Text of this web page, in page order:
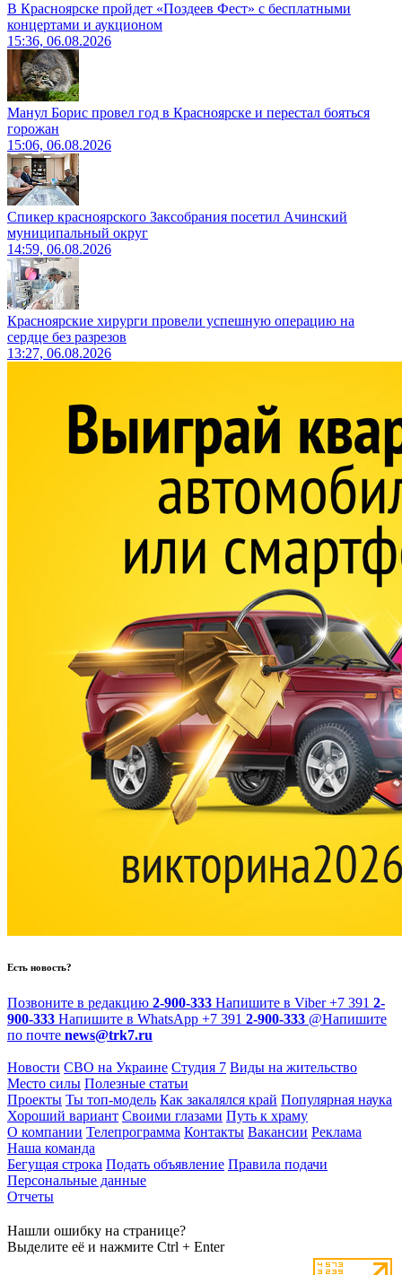
В Красноярске пройдет «Поздеев Фест» с бесплатными
концертами и аукционом
15:36, 06.08.2026
Манул Борис провел год в Красноярске и перестал бояться
горожан
15:06, 06.08.2026
Спикер красноярского Заксобрания посетил Ачинский
муниципальный округ
14:59, 06.08.2026
Красноярские хирурги провели успешную операцию на
сердце без разрезов
13:27, 06.08.2026
Есть новость?
Позвоните в редакцию 2-900-333 Напишите в Viber +7 391 2-
900-333 Напишите в WhatsApp +7 391 2-900-333 @Напишите
по почте news@trk7.ru
Новости СВО на Украине Студия 7 Виды на жительство
Место силы Полезные статьи
Проекты Ты топ-модель Как закалялся край Популярная наука
Хороший вариант Своими глазами Путь к храму
О компании Телепрограмма Контакты Вакансии Реклама
Наша команда
Бегущая строка Подать объявление Правила подачи
Персональные данные
Отчеты
Нашли ошибку на странице?
Выделите её и нажмите Ctrl + Enter